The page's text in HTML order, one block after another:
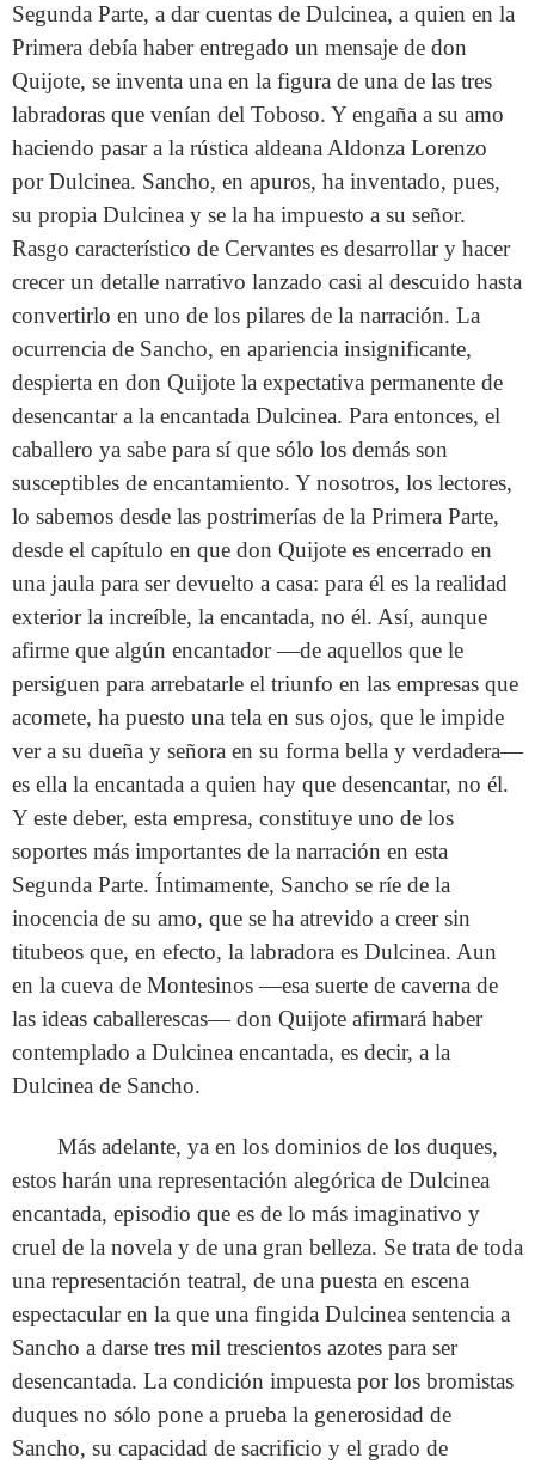
Segunda Parte, a dar cuentas de Dulcinea, a quien en la
Primera debía haber entregado un mensaje de don
Quijote, se inventa una en la figura de una de las tres
labradoras que venían del Toboso. Y engaña a su amo
haciendo pasar a la rústica aldeana Aldonza Lorenzo
por Dulcinea. Sancho, en apuros, ha inventado, pues,
su propia Dulcinea y se la ha impuesto a su señor.
Rasgo característico de Cervantes es desarrollar y hacer
crecer un detalle narrativo lanzado casi al descuido hasta
convertirlo en uno de los pilares de la narración. La
ocurrencia de Sancho, en apariencia insignificante,
despierta en don Quijote la expectativa permanente de
desencantar a la encantada Dulcinea. Para entonces, el
caballero ya sabe para sí que sólo los demás son
susceptibles de encantamiento. Y nosotros, los lectores,
lo sabemos desde las postrimerías de la Primera Parte,
desde el capítulo en que don Quijote es encerrado en
una jaula para ser devuelto a casa: para él es la realidad
exterior la increíble, la encantada, no él. Así, aunque
afirme que algún encantador —de aquellos que le
persiguen para arrebatarle el triunfo en las empresas que
acomete, ha puesto una tela en sus ojos, que le impide
ver a su dueña y señora en su forma bella y verdadera—
es ella la encantada a quien hay que desencantar, no él.
Y este deber, esta empresa, constituye uno de los
soportes más importantes de la narración en esta
Segunda Parte. Íntimamente, Sancho se ríe de la
inocencia de su amo, que se ha atrevido a creer sin
titubeos que, en efecto, la labradora es Dulcinea. Aun
en la cueva de Montesinos —esa suerte de caverna de
las ideas caballerescas— don Quijote afirmará haber
contemplado a Dulcinea encantada, es decir, a la
Dulcinea de Sancho.
Más adelante, ya en los dominios de los duques,
estos harán una representación alegórica de Dulcinea
encantada, episodio que es de lo más imaginativo y
cruel de la novela y de una gran belleza. Se trata de toda
una representación teatral, de una puesta en escena
espectacular en la que una fingida Dulcinea sentencia a
Sancho a darse tres mil trescientos azotes para ser
desencantada. La condición impuesta por los bromistas
duques no sólo pone a prueba la generosidad de
Sancho, su capacidad de sacrificio y el grado de